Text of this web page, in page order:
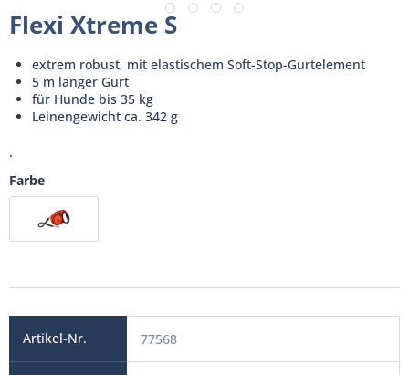
Flexi Xtreme S
extrem robust, mit elastischem Soft-Stop-Gurtelement
5 m langer Gurt
für Hunde bis 35 kg
Leinengewicht ca. 342 g
.
Farbe
77568